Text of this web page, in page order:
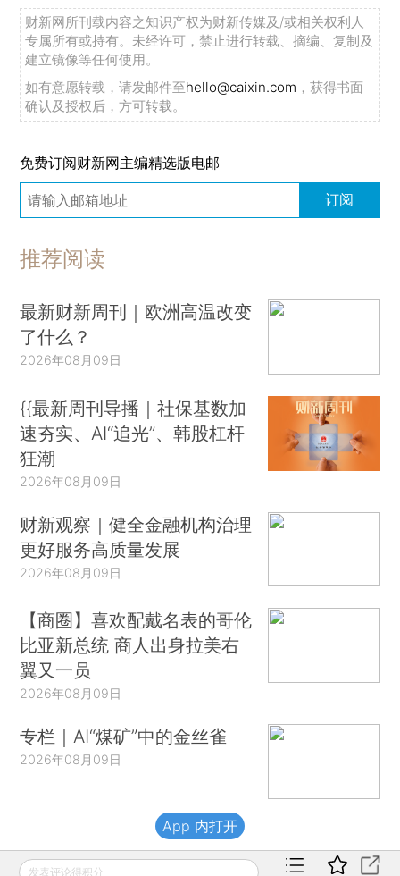
财新网所刊载内容之知识产权为财新传媒及/或相关权利人
专属所有或持有。未经许可，禁止进行转载、摘编、复制及
建立镜像等任何使用。
如有意愿转载，请发邮件至hello@caixin.com ，获得书面
确认及授权后，方可转载。
免费订阅财新网主编精选版电邮
订阅
推荐阅读
最新财新周刊｜欧洲高温改变
了什么？
2026年08月09日
{{最新周刊导播｜社保基数加
速夯实、AI“追光”、韩股杠杆
狂潮
2026年08月09日
财新观察｜健全金融机构治理
更好服务高质量发展
2026年08月09日
【商圈】喜欢配戴名表的哥伦
比亚新总统 商人出身拉美右
翼又一员
2026年08月09日
专栏｜AI“煤矿”中的金丝雀
2026年08月09日
财新移动
发表评论得积分
App 内打开